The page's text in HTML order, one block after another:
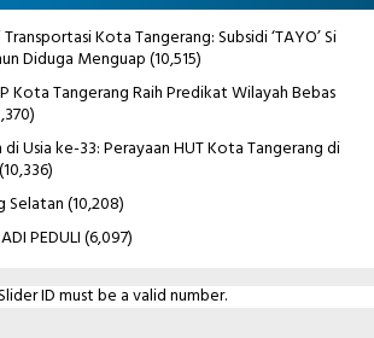
Kota Tangerang: Subsidi ‘TAYO’ Si
Diduga Menguap(10,515)
Kota Tangerang Raih Predikat Wilayah Bebas
Usia ke-33: Perayaan HUT Kota Tangerang di
(10,336)
Selatan(10,208)
PEDULI(6,097)
ID must be a valid number.